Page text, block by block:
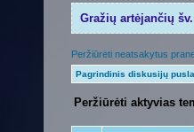
Gražių artėjančių
Peržiūrėti neatsakytus
Pagrindinis diskusijų
Peržiūrėti aktyvias